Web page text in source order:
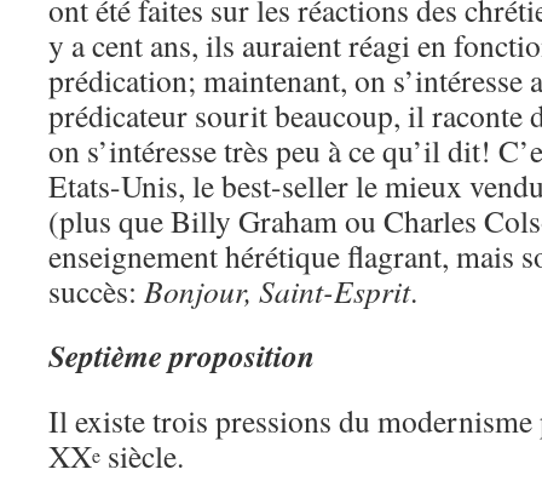
ont été faites sur les réactions des
y a cent ans, ils auraient réagi en
prédication; maintenant, on s’intéresse
prédicateur sourit beaucoup, il
on s’intéresse très peu à ce qu’il dit!
Etats-Unis, le best-seller le mieux
(plus que Billy Graham ou Charles
enseignement hérétique flagrant, mais
succès: Bonjour, Saint-Esprit.
Septième proposition
Il existe trois pressions du
XXe siècle.